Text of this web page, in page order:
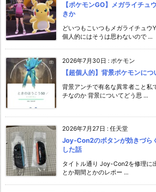
【ポケモンGO】メガライチュ
きか
どいつもこいつもメガライチュウ
個人的にはそうは思わないので ...
2026年7月30日 : ポケモン
【超個人的】背景ポケモンに
背景アンチで有名な異常者こと私
チなのか 背景についてどう思 ...
2026年7月27日 : 任天堂
Joy-Con2のボタンが効きづら
した話
タイトル通り Joy-Con2を修理に
とか期間とかのレポー ...